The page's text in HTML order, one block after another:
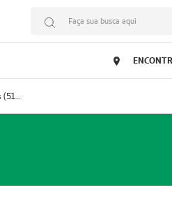
Faça sua busca aqui
Prestador Medlife Consultas e Diagnósticos (51004334-2)